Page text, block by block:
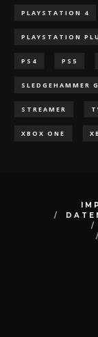
PLAYSTATION 4
PLAYSTATION
PS4 PS5
SLEDGEHAMMER
STREAMER
XBOX ONE